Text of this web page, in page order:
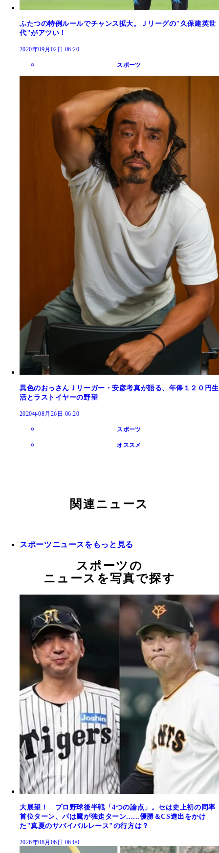
ふたつの特例ルールでチャンス拡大。Ｊリーグの"久保建英世
代"がアツい！
2020年09月02日 06:20
スポーツ
異色のおっさんＪリーガー・安彦考真が語る、年俸１２０円生
活とラストイヤーの野望
2020年08月26日 06:20
スポーツ
オススメ
関連ニュース
スポーツニュースをもっと見る
スポーツの
ニュースを写真で探す
大展望！ プロ野球後半戦「4つの論点」。セは史上初の同率
首位ターン、パは鷹が独走ターン......優勝＆CS進出をかけ
た"真夏のサバイバルレース"の行方は？
2026年08月06日 06:00